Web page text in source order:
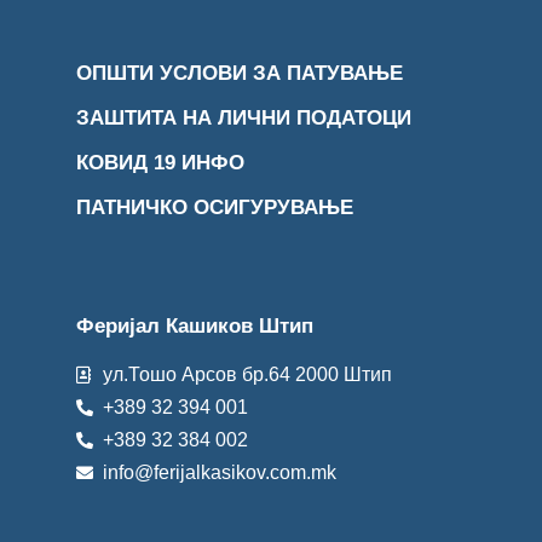
ОПШТИ УСЛОВИ ЗА ПАТУВАЊЕ
ЗАШТИТА НА ЛИЧНИ ПОДАТОЦИ
КОВИД 19 ИНФО
ПАТНИЧКО ОСИГУРУВАЊЕ
Феријал Кашиков Штип
ул.Тошо Арсов бр.64 2000 Штип
+389 32 394 001
+389 32 384 002
info@ferijalkasikov.com.mk